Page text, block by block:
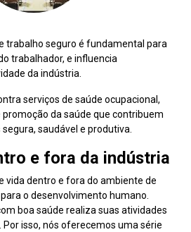
trabalho seguro é fundamental para
trabalhador, e influencia
da indústria.
serviços de saúde ocupacional,
da saúde que contribuem
saudável e produtiva.
e fora da indústria
vida dentro e fora do ambiente de
o desenvolvimento humano.
boa saúde realiza suas atividades
isso, nós oferecemos uma série